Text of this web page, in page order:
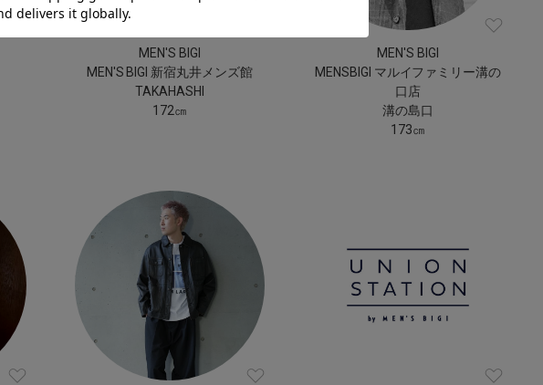
MEN'S BIGI
MEN'S BIGI 新宿丸井メンズ館
TAKAHASHI
172㎝
MEN'S BIGI
MENSBIGI マルイファミリー溝の
口店
溝の島口
173㎝